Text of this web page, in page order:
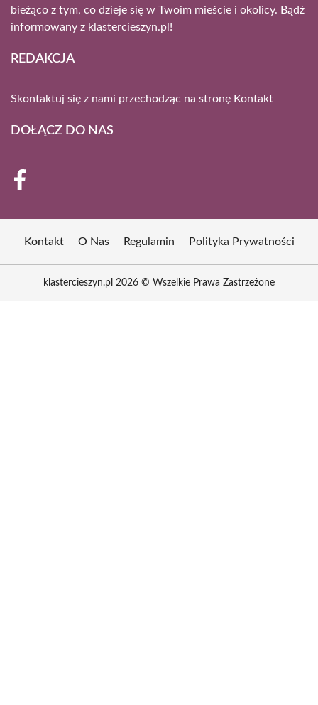
bieżąco z tym, co dzieje się w Twoim mieście i okolicy. Bądź
informowany z klastercieszyn.pl!
REDAKCJA
Skontaktuj się z nami przechodząc na stronę Kontakt
DOŁĄCZ DO NAS
Kontakt O Nas Regulamin Polityka Prywatności
klastercieszyn.pl 2026 © Wszelkie Prawa Zastrzeżone